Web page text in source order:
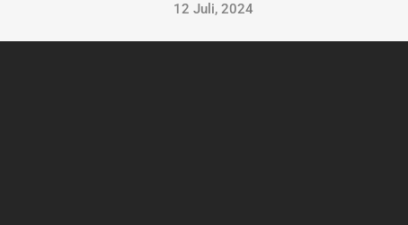
12 Juli, 2024